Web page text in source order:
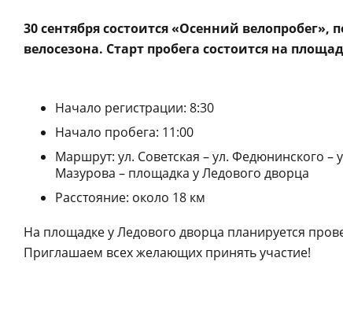
30 сентября состоится «Осенний
велосезона. Старт пробега состоится на
Начало регистрации: 8:30
Начало пробега: 11:00
Маршрут: ул. Советская – ул. Федюнинского –
Мазурова – площадка у Ледового дворца
Расстояние: около 18 км
На площадке у Ледового дворца планируется
Приглашаем всех желающих принять участие!